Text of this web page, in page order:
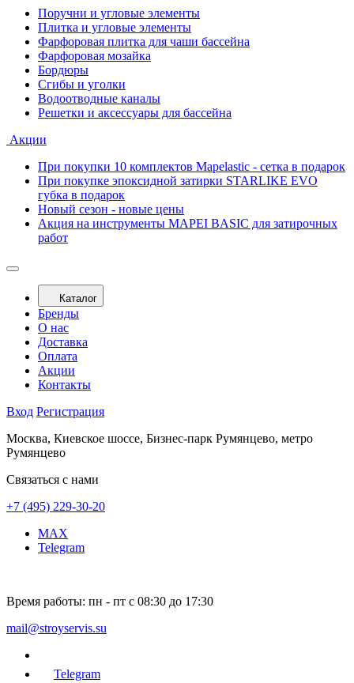
Поручни и угловые элементы
Плитка и угловые элементы
Фарфоровая плитка для чаши бассейна
Фарфоровая мозайка
Бордюры
Сгибы и уголки
Водоотводные каналы
Решетки и аксессуары для бассейна
Акции
При покупки 10 комплектов Mapelastic - сетка в подарок
При покупке эпоксидной затирки STARLIKE EVO
губка в подарок
Новый сезон - новые цены
Акция на инструменты MAPEI BASIC для затирочных
работ
Каталог
Бренды
О нас
Доставка
Оплата
Акции
Контакты
Вход Регистрация
Москва, Киевское шоссе, Бизнес-парк Румянцево, метро
Румянцево
Связаться с нами
+7 (495) 229-30-20
MAX
Telegram
Время работы: пн - пт с 08:30 до 17:30
mail@stroyservis.su
Telegram